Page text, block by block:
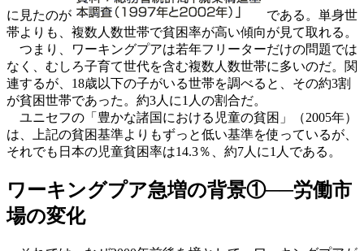
に見たのが
である。単身世
帯よりも、複数人数世帯で貧困率が高い傾向が見て取れる。
つまり、ワーキングプアは若年フリーターだけの問題では
なく、むしろ子育て世代を含む複数人数世帯に多いのだ。関
連するが、18歳以下の子がいる世帯を調べると、その約3割
が貧困世帯であった。約3人に1人の割合だ。
ユニセフの「豊かな諸国における児童の貧困」（2005年）
は、上記の貧困基準よりもずっと低い基準を使っているが、
それでも日本の児童貧困率は14.3％、約7人に1人である。
ワーキングプア急増の背景①──労働市
場の変化